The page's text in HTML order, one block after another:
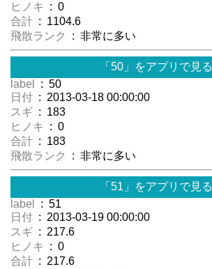
ヒノキ
: 0
合計 : 1104.6
飛散ランク
: 非常に多い
「50」をアプリで見る
label
: 50
日付 : 2013-03-18 00:00:00
スギ : 183
ヒノキ
: 0
合計 : 183
飛散ランク
: 非常に多い
「51」をアプリで見る
label
: 51
日付 : 2013-03-19 00:00:00
スギ : 217.6
ヒノキ
: 0
合計 : 217.6